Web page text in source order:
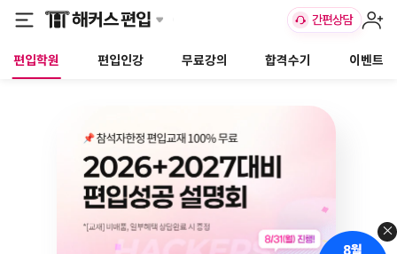
편입학원 편입인강 무료강의 합격수기 이벤트
×